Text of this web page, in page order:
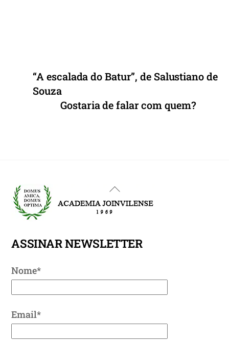
“A escalada do Batur”, de Salustiano de
Souza
Gostaria de falar com quem?
Back
To
ASSINAR NEWSLETTER
Nome*
Email*